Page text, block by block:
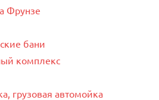
Фрунзе
бани
комплекс
грузовая автомойка